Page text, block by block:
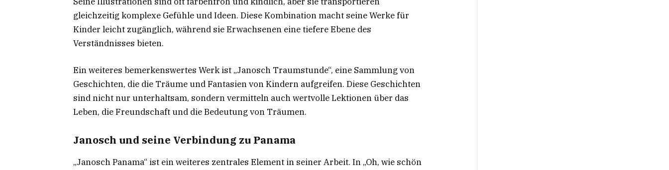
gleichzeitig komplexe Gefühle und Ideen. Diese Kombination macht seine Werke für
Kinder leicht zugänglich, während sie Erwachsenen eine tiefere Ebene des
Verständnisses bieten.
Ein weiteres bemerkenswertes Werk ist „Janosch Traumstunde“, eine Sammlung von
Geschichten, die die Träume und Fantasien von Kindern aufgreifen. Diese Geschichten
sind nicht nur unterhaltsam, sondern vermitteln auch wertvolle Lektionen über das
Leben, die Freundschaft und die Bedeutung von Träumen.
Janosch und seine Verbindung zu Panama
„Janosch Panama“ ist ein weiteres zentrales Element in seiner Arbeit. In „Oh, wie schön